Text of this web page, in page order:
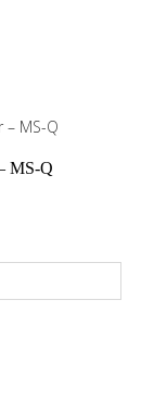
MS-Q